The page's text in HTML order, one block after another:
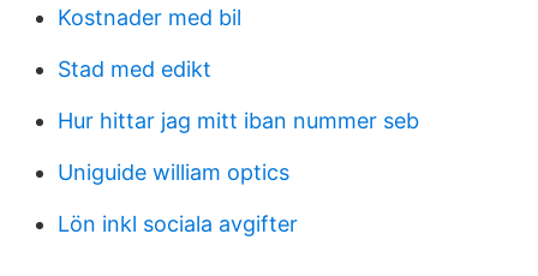
Kostnader med bil
Stad med edikt
Hur hittar jag mitt iban nummer seb
Uniguide william optics
Lön inkl sociala avgifter